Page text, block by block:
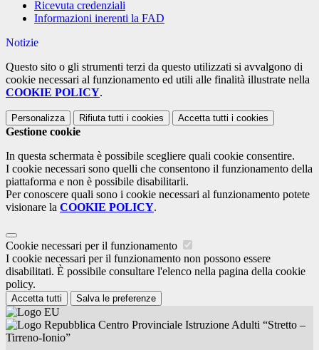
Ricevuta credenziali
Informazioni inerenti la FAD
Notizie
Questo sito o gli strumenti terzi da questo utilizzati si avvalgono di
cookie necessari al funzionamento ed utili alle finalità illustrate nella
COOKIE POLICY.
Personalizza Rifiuta tutti i cookies Accetta tutti i cookies
Gestione cookie
In questa schermata è possibile scegliere quali cookie consentire.
I cookie necessari sono quelli che consentono il funzionamento della
piattaforma e non è possibile disabilitarli.
Per conoscere quali sono i cookie necessari al funzionamento potete
visionare la COOKIE POLICY.
Cookie necessari per il funzionamento
I cookie necessari per il funzionamento non possono essere
disabilitati. È possibile consultare l'elenco nella pagina della cookie
policy.
Accetta tutti Salva le preferenze
Centro Provinciale Istruzione Adulti “Stretto –
Tirreno-Ionio”